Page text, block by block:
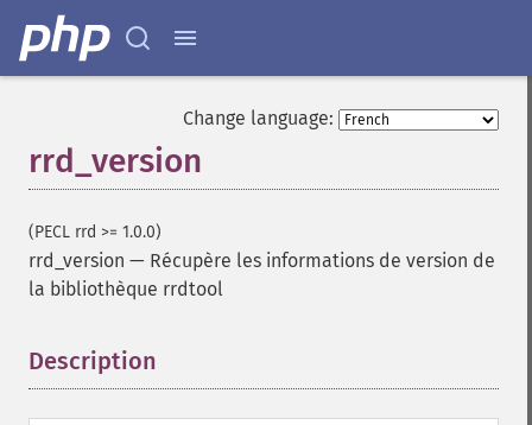
Change language:
rrd_version
(PECL rrd >= 1.0.0)
rrd_version — Récupère les informations de version de
la bibliothèque rrdtool
Description